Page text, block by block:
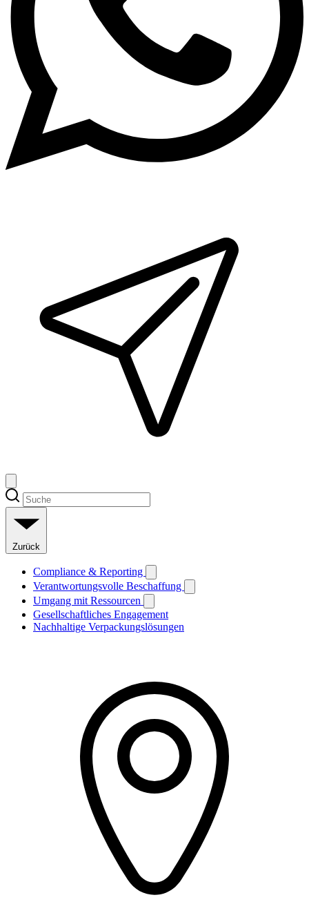
Zurück
Compliance & Reporting
Verantwortungsvolle Beschaffung
Umgang mit Ressourcen
Gesellschaftliches Engagement
Nachhaltige Verpackungslösungen